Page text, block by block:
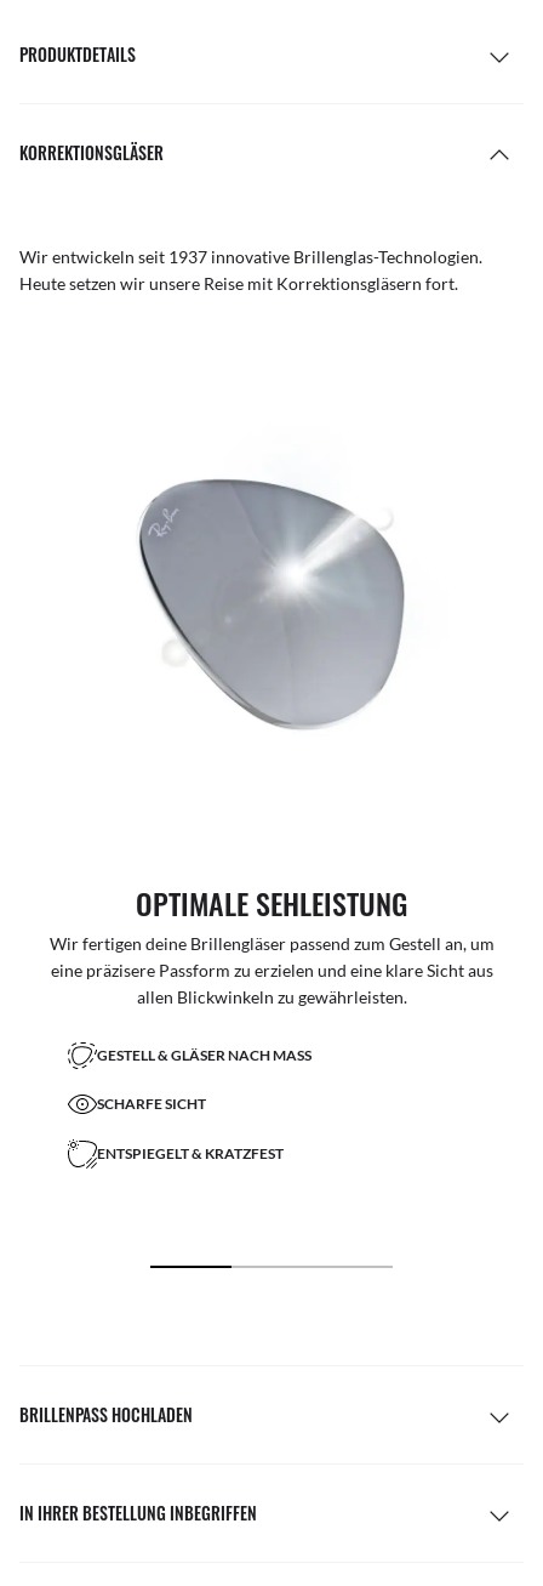
PRODUKTDETAILS
KORREKTIONSGLÄSER
Wir entwickeln seit 1937 innovative Brillenglas-Technologien.
Heute setzen wir unsere Reise mit Korrektionsgläsern fort.
OPTIMALE SEHLEISTUNG
Wir fertigen deine Brillengläser passend zum Gestell an, um
eine präzisere Passform zu erzielen und eine klare Sicht aus
allen Blickwinkeln zu gewährleisten.
GESTELL & GLÄSER NACH MASS
SCHARFE SICHT
ENTSPIEGELT & KRATZFEST
BRILLENPASS HOCHLADEN
IN IHRER BESTELLUNG INBEGRIFFEN